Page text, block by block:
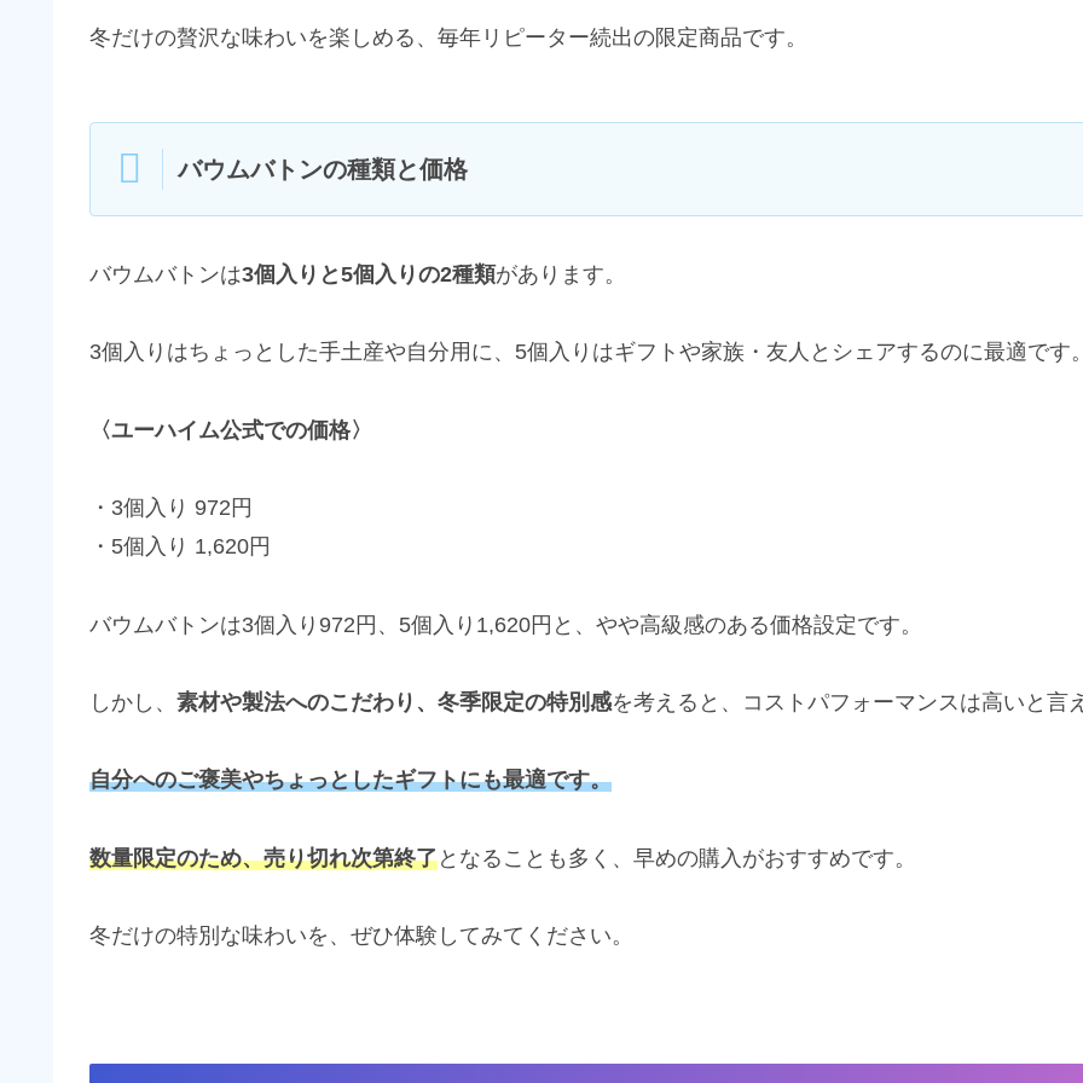
冬だけの贅沢な味わいを楽しめる、毎年リピーター続出の限定商品です。
バウムバトンの種類と価格
バウムバトンは3個入りと5個入りの2種類があります。
3個入りはちょっとした手土産や自分用に、5個入りはギフトや家族・友人とシェアするのに最適です
〈ユーハイム公式での価格〉
・3個入り 972円
・5個入り 1,620円
バウムバトンは3個入り972円、5個入り1,620円と、やや高級感のある価格設定です。
しかし、 素材や製法へのこだわり、冬季限定の特別感を考えると、コストパフォーマンスは高いと言
自分へのご褒美やちょっとしたギフトにも最適です。
数量限定のため、売り切れ次第終了となることも多く、早めの購入がおすすめです。
冬だけの特別な味わいを、ぜひ体験してみてください。